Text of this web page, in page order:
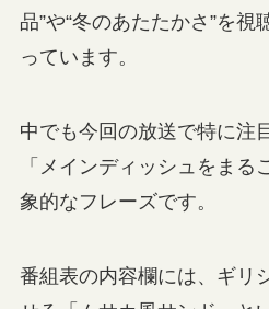
品”や“冬のあたたかさ”を
っています。
中でも今回の放送で特に注
「メインディッシュをまる
象的なフレーズです。
番組表の内容欄には、ギリ